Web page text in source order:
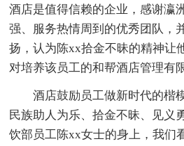
酒店是值得信赖的企业，感谢瀛
强、服务热情周到的优秀团队，
扬，认为陈xx拾金不昧的精神让
对培养该员工的和帮酒店管理有
酒店鼓励员工做新时代的楷
民族助人为乐、拾金不昧、见义
饮部员工陈xx女士的身上，我们